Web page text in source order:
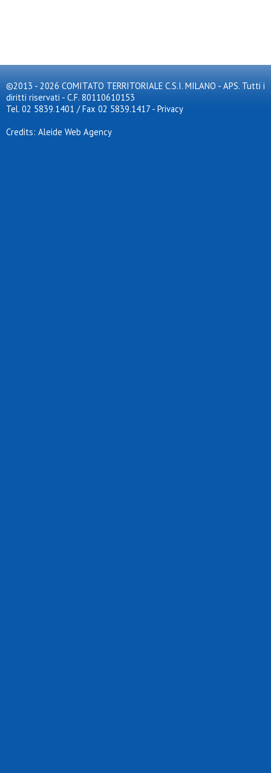
©2013 - 2026 COMITATO TERRITORIALE C.S.I. MILANO - APS. Tutti i
diritti riservati - C.F. 80110610153
Tel. 02 5839.1401 / Fax 02 5839.1417 - Privacy
Credits: Aleide Web Agency